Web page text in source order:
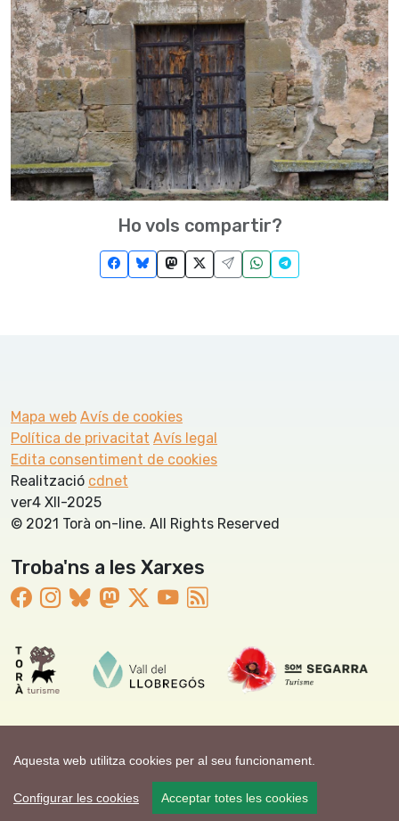
Aquesta web utilitza cookies per al seu funcionament.
Configurar les cookies Acceptar totes les cookies
Ho vols compartir?
Mapa web Avís de cookies
Política de privacitat Avís legal
Edita consentiment de cookies
Realització cdnet
ver4 XII-2025
© 2021 Torà on-line. All Rights Reserved
Troba'ns a les Xarxes